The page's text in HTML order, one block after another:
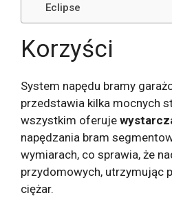
Eclipse
Korzyści
System napędu bramy
przedstawia kilka mocnych
wszystkim oferuje
napędzania bram
wymiarach, co sprawia, że
przydomowych, utrzymując
ciężar.